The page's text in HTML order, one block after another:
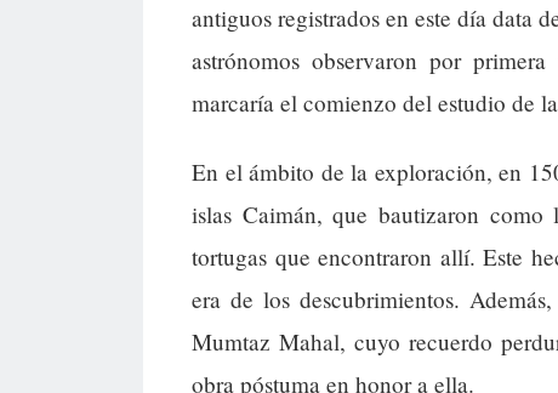
antiguos registrados en este día data
astrónomos observaron por
marcaría el comienzo del estudio de
En el ámbito de la exploración, en
islas Caimán, que bautizaron
tortugas que encontraron allí. Este
era de los descubrimientos.
Mumtaz Mahal, cuyo recuerdo
obra póstuma en honor a ella.